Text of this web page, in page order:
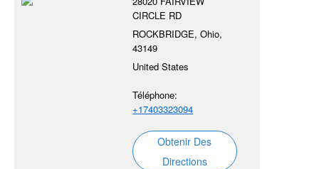
CIRCLE RD
ROCKBRIDGE, Ohio,
43149
United States
Téléphone:
+17403323094
Obtenir Des
Directions